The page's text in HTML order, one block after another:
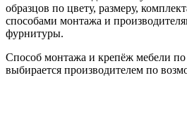
образцов по цвету, размеру,
способами монтажа и
фурнитуры.
Способ монтажа и крепёж мебели по
выбирается производителем по